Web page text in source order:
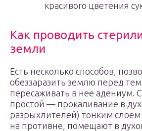
красивого цветения
Как проводить
земли
Есть несколько способов,
обеззаразить землю перед
пересаживать в нее адениум.
простой — прокаливание в
разрыхлителей) тонким
на противне, помещают в